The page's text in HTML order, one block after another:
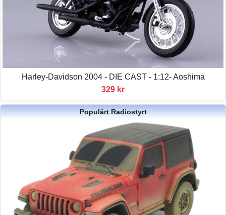
Harley-Davidson 2004 - DIE CAST - 1:12- Aoshima
329 kr
Populärt Radiostyrt